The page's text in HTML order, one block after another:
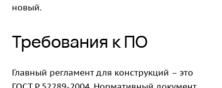
новый.
Требования к ПО
Главный регламент для конструкций – это